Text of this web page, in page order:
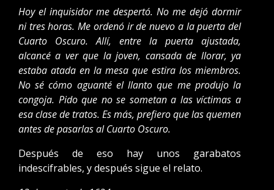
Hoy el inquisidor me despertó. No me dejó dormir
ni tres horas. Me ordenó ir de nuevo a la puerta del
Cuarto Oscuro. Allí, entre la puerta ajustada,
alcancé a ver que la joven, cansada de llorar, ya
estaba atada en la mesa que estira los miembros.
No sé cómo aguanté el llanto que me produjo la
congoja. Pido que no se sometan a las víctimas a
esa clase de tratos. Es más, prefiero que las quemen
antes de pasarlas al Cuarto Oscuro.
Después de eso hay unos garabatos
indescifrables, y después sigue el relato.